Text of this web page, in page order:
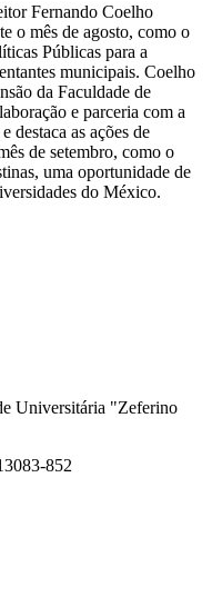
Fernando Coelho
o mês de agosto, como o
Públicas para a
municipais. Coelho
da Faculdade de
e parceria com a
destaca as ações de
de setembro, como o
uma oportunidade de
do México.
Universitária "Zeferino
852